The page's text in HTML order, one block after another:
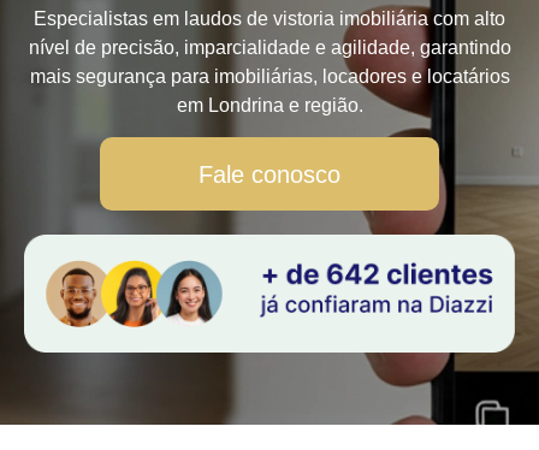
Especialistas em laudos de vistoria imobiliária com alto
nível de precisão, imparcialidade e agilidade, garantindo
mais segurança para imobiliárias, locadores e locatários
em Londrina e região.
Fale conosco